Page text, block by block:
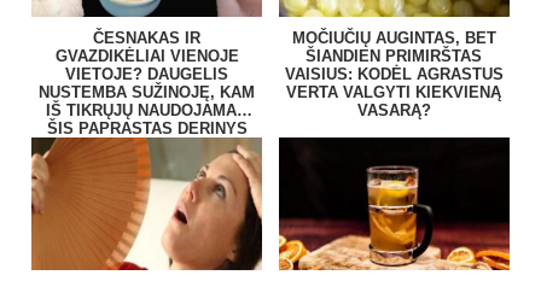
ČESNAKAS IR
GVAZDIKĖLIAI VIENOJE
VIETOJE? DAUGELIS
NUSTEMBA SUŽINOJĘ, KAM
IŠ TIKRŲJŲ NAUDOJAMAS
ŠIS PAPRASTAS DERINYS
MOČIUČIŲ AUGINTAS, BET
ŠIANDIEN PRIMIRŠTAS
VAISIUS: KODĖL AGRASTUS
VERTA VALGYTI KIEKVIENĄ
VASARĄ?